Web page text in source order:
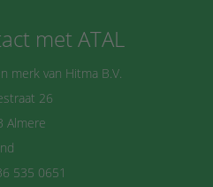
met ATAL
merk van Hitma B.V.
26
Almere
535 0651